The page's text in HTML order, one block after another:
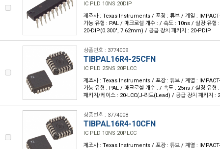
IC PLD 10NS 20DIP
제조사 : Texas Instruments / 포장 : 튜브 / 계열 :
가능 유형 : PAL / 매크로셀 개수 : / 속도 : 10ns / 실장 유형
20-DIP(0.300", 7.62mm) / 공급 장치 패키지 : 20-PDIP
상품번호 : 3774009
TIBPAL16R4-25CFN
IC PLD 25NS 20PLCC
제조사 : Texas Instruments / 포장 : 튜브 / 계열 :
가능 유형 : PAL / 매크로셀 개수 : / 속도 : 25ns / 실장 유형
패키지/케이스 : 20-LCC(J-리드(Lead) / 공급 장치 패키지 :
상품번호 : 3774008
TIBPAL16R4-10CFN
IC PLD 10NS 20PLCC
제조사 : Texas Instruments / 포장 : 튜브 / 계열 :